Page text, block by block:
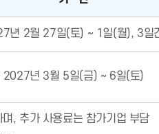
년 2월 27일(토) ~ 1일(월), 3일
2027년 3월 5일(금) ~ 6일(토)
, 추가 사용료는 참가기업 부담